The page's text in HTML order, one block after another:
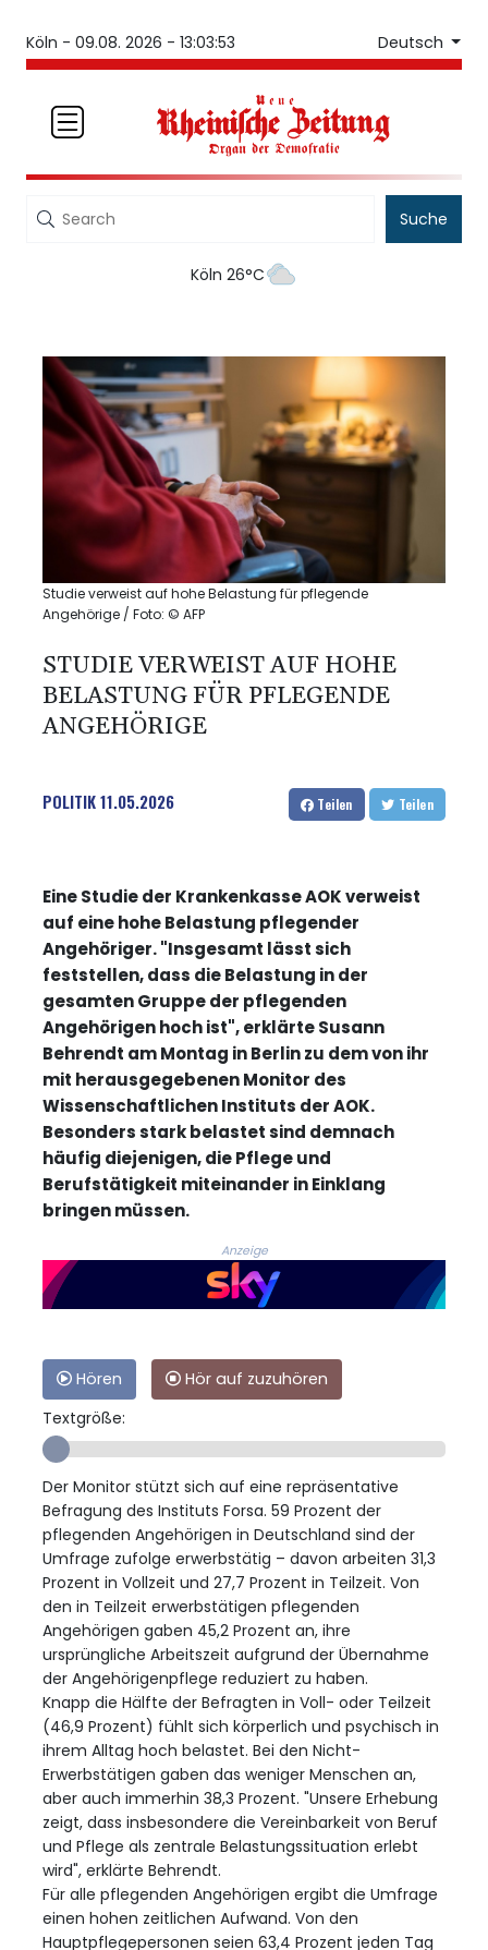
Köln - 09.08. 2026 - 13:03:53 Deutsch
Suche
Köln 26°C
Studie verweist auf hohe Belastung für pflegende
Angehörige / Foto: © AFP
STUDIE VERWEIST AUF HOHE
BELASTUNG FÜR PFLEGENDE
ANGEHÖRIGE
POLITIK11.05.2026 Teilen Teilen
Eine Studie der Krankenkasse AOK verweist
auf eine hohe Belastung pflegender
Angehöriger. "Insgesamt lässt sich
feststellen, dass die Belastung in der
gesamten Gruppe der pflegenden
Angehörigen hoch ist", erklärte Susann
Behrendt am Montag in Berlin zu dem von ihr
mit herausgegebenen Monitor des
Wissenschaftlichen Instituts der AOK.
Besonders stark belastet sind demnach
häufig diejenigen, die Pflege und
Berufstätigkeit miteinander in Einklang
bringen müssen.
Anzeige
Hören
Hör auf zuzuhören
Textgröße:
Der Monitor stützt sich auf eine repräsentative
Befragung des Instituts Forsa. 59 Prozent der
pflegenden Angehörigen in Deutschland sind der
Umfrage zufolge erwerbstätig – davon arbeiten 31,3
Prozent in Vollzeit und 27,7 Prozent in Teilzeit. Von
den in Teilzeit erwerbstätigen pflegenden
Angehörigen gaben 45,2 Prozent an, ihre
ursprüngliche Arbeitszeit aufgrund der Übernahme
der Angehörigenpflege reduziert zu haben.
Knapp die Hälfte der Befragten in Voll- oder Teilzeit
(46,9 Prozent) fühlt sich körperlich und psychisch in
ihrem Alltag hoch belastet. Bei den Nicht-
Erwerbstätigen gaben das weniger Menschen an,
aber auch immerhin 38,3 Prozent. "Unsere Erhebung
zeigt, dass insbesondere die Vereinbarkeit von Beruf
und Pflege als zentrale Belastungssituation erlebt
wird", erklärte Behrendt.
Für alle pflegenden Angehörigen ergibt die Umfrage
einen hohen zeitlichen Aufwand. Von den
Hauptpflegepersonen seien 63,4 Prozent jeden Tag